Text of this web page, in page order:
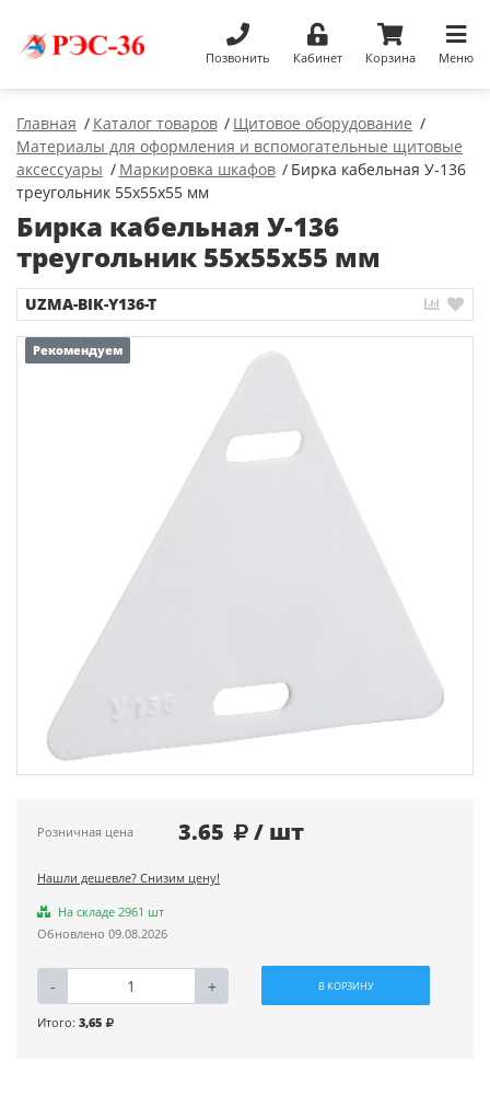
Позвонить Кабинет Корзина Меню
Главная Каталог товаров
Щитовое оборудование
Материалы для оформления и вспомогательные щитовые
аксессуары
Маркировка шкафов
Бирка кабельная У-136
треугольник 55х55х55 мм
Бирка кабельная У-136
треугольник 55х55х55 мм
UZMA-BIK-Y136-T
Рекомендуем
Розничная цена 3.65 / шт
Нашли дешевле? Снизим цену!
На складе 2961 шт
Обновлено 09.08.2026
- + В КОРЗИНУ
Итого: 3,65